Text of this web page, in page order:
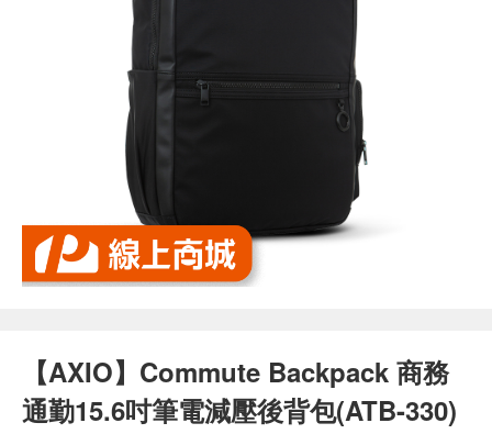
【AXIO】Commute Backpack 商務
通勤15.6吋筆電減壓後背包(ATB-330)